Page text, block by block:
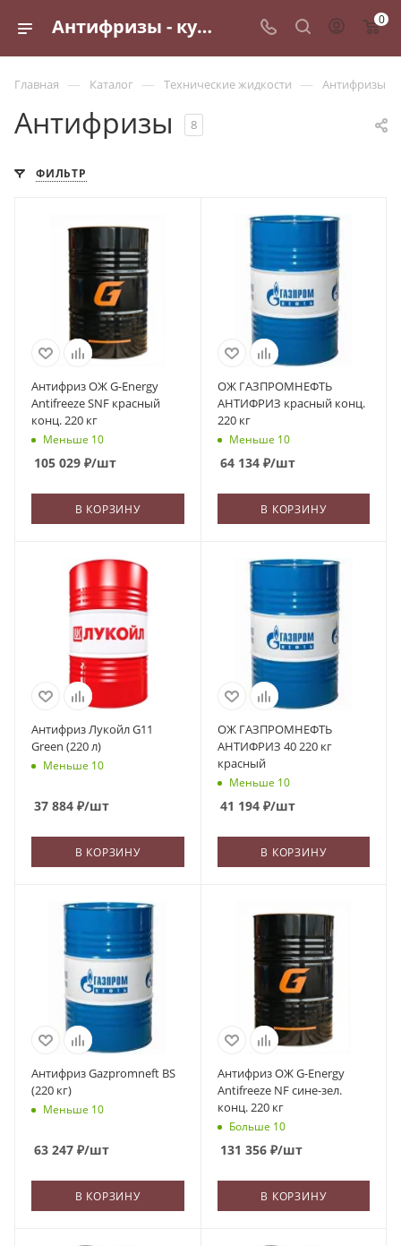
Антифризы - купить по выгодным ценам в Санкт-Петербурге 0
Главная — Каталог — Технические жидкости — Антифризы
Антифризы 8
ФИЛЬТР
Антифриз ОЖ G-Energy
Antifreeze SNF красный
конц. 220 кг
Меньше 10
105 029 ₽/шт
В КОРЗИНУ
ОЖ ГАЗПРОМНЕФТЬ
АНТИФРИЗ красный конц.
220 кг
Меньше 10
64 134₽/шт
В КОРЗИНУ
Антифриз Лукойл G11
Green (220 л)
Меньше 10
37 884 ₽/шт
В КОРЗИНУ
ОЖ ГАЗПРОМНЕФТЬ
АНТИФРИЗ 40 220 кг
красный
Меньше 10
41 194₽/шт
В КОРЗИНУ
Антифриз Gazpromneft BS
(220 кг)
Меньше 10
63 247 ₽/шт
В КОРЗИНУ
Антифриз ОЖ G-Energy
Antifreeze NF сине-зел.
конц. 220 кг
Больше 10
131 356₽/шт
В КОРЗИНУ